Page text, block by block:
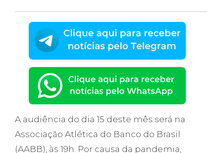
A audiência do dia 15 deste mês será na
Associação Atlética do Banco do Brasil
(AABB), às 19h. Por causa da pandemia,